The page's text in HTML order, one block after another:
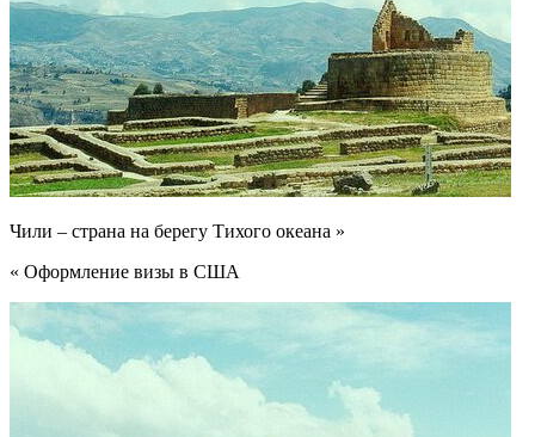
Чили – страна на берегу Тихого океана »
« Оформление визы в США